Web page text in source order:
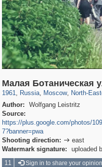
Малая Ботаническая
1961, Russia
1,407,325 29,248
, Moscow
319,882 8,286
, North-
24,495 250
Author:
Wolfgang Leistritz
Source:
https://plus.google.com/photos/
7?banner=pwa
Shooting direction:  east
Watermark signature:
uploaded
11
Sign in to share your opinion